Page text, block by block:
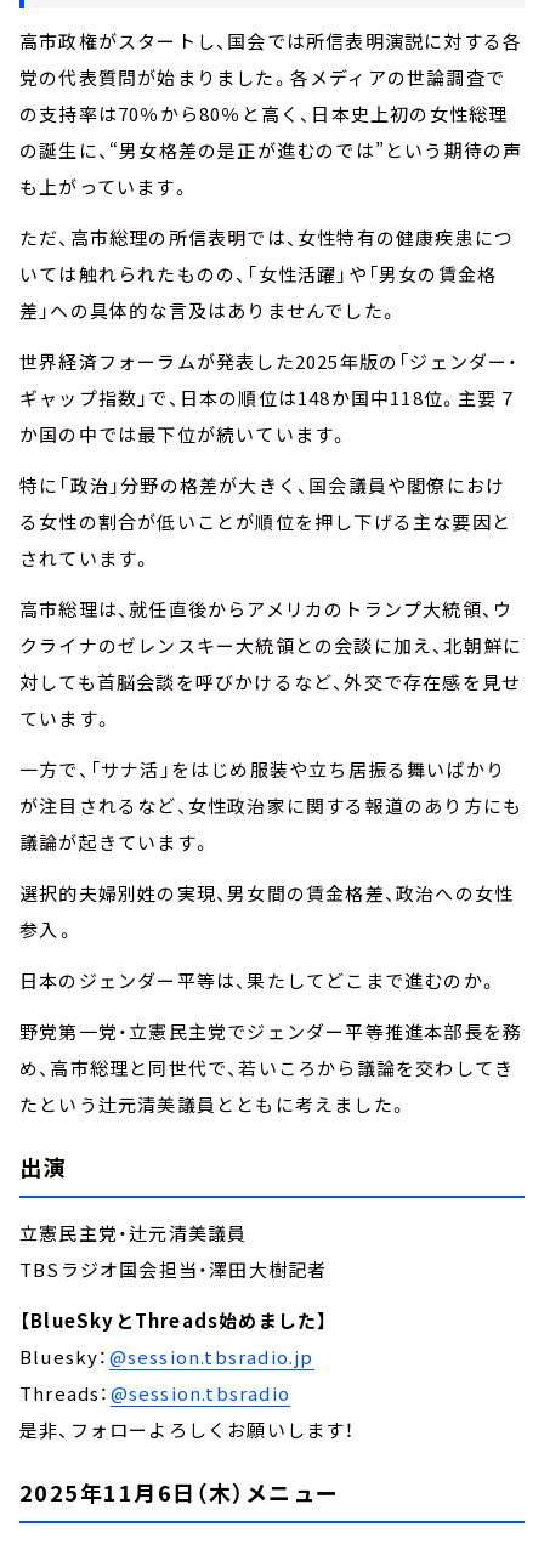
高市政権がスタートし、国会では所信表明演説に対する各
党の代表質問が始まりました。各メディアの世論調査で
の支持率は70％から80％と高く、日本史上初の女性総理
の誕生に、“男女格差の是正が進むのでは”という期待の声
も上がっています。
ただ、高市総理の所信表明では、女性特有の健康疾患につ
いては触れられたものの、「女性活躍」や「男女の賃金格
差」への具体的な言及はありませんでした。
世界経済フォーラムが発表した2025年版の「ジェンダー・
ギャップ指数」で、日本の順位は148か国中118位。主要７
か国の中では最下位が続いています。
特に「政治」分野の格差が大きく、国会議員や閣僚におけ
る女性の割合が低いことが順位を押し下げる主な要因と
されています。
高市総理は、就任直後からアメリカのトランプ大統領、ウ
クライナのゼレンスキー大統領との会談に加え、北朝鮮に
対しても首脳会談を呼びかけるなど、外交で存在感を見せ
ています。
一方で、「サナ活」をはじめ服装や立ち居振る舞いばかり
が注目されるなど、女性政治家に関する報道のあり方にも
議論が起きています。
選択的夫婦別姓の実現、男女間の賃金格差、政治への女性
参入――。
日本のジェンダー平等は、果たしてどこまで進むのか。
野党第一党・立憲民主党でジェンダー平等推進本部長を務
め、高市総理と同世代で、若いころから議論を交わしてき
たという辻元清美議員とともに考えました。
出演
立憲民主党・辻元清美議員
TBSラジオ国会担当・澤田大樹記者
【BlueSkyとThreads始めました】
Bluesky：@session.tbsradio.jp
Threads：@session.tbsradio
是非、フォローよろしくお願いします！
2025年11月6日（木）メニュー